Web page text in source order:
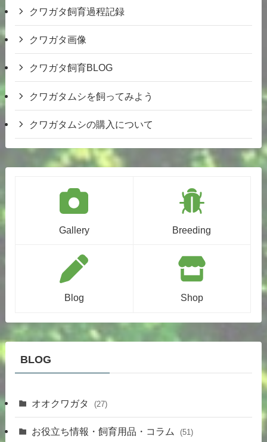
クワガタ飼育過程記録
クワガタ画像
クワガタ飼育BLOG
クワガタムシを飼ってみよう
クワガタムシの購入について
Gallery Breeding
Blog Shop
BLOG
オオクワガタ (27)
お役立ち情報・飼育用品・コラム (51)